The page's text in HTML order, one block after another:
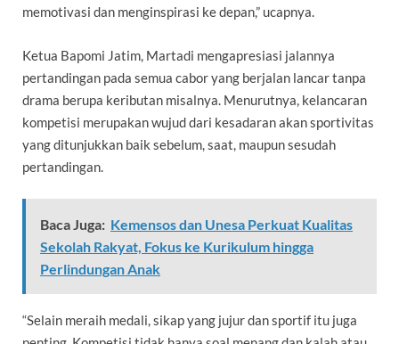
memotivasi dan menginspirasi ke depan,” ucapnya.
Ketua Bapomi Jatim, Martadi mengapresiasi jalannya
pertandingan pada semua cabor yang berjalan lancar tanpa
drama berupa keributan misalnya. Menurutnya, kelancaran
kompetisi merupakan wujud dari kesadaran akan sportivitas
yang ditunjukkan baik sebelum, saat, maupun sesudah
pertandingan.
Baca Juga: Kemensos dan Unesa Perkuat Kualitas
Sekolah Rakyat, Fokus ke Kurikulum hingga
Perlindungan Anak
“Selain meraih medali, sikap yang jujur dan sportif itu juga